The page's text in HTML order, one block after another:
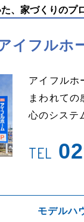
、家づくりの
イフルホ
アイフルホ
まわれて
心のシステ
TEL
モデルハ